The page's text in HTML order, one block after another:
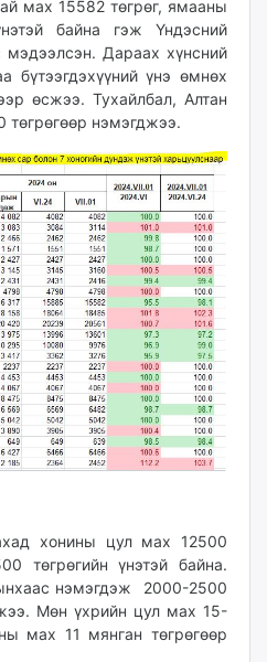
мах 15582 төгрөг, ямааны
байна гэж Үндэсний
мэдээлсэн. Дараах хүнсний
бүтээгдэхүүний үнэ өмнөх
өсжээ. Тухайлбал, Алтан
төгрөгөөр нэмэгджээ.
хонины цул мах 12500
төгрөгийн үнэтэй байна.
нэмэгдэж 2000-2500
Мөн үхрийн цул мах 15-
мах 11 мянган төгрөгөөр